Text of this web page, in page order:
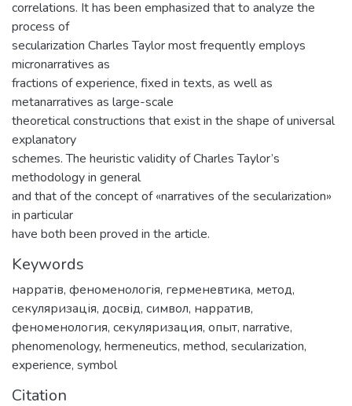
correlations. It has been emphasized that to analyze the
process of
secularization Charles Taylor most frequently employs
micronarratives as
fractions of experience, fixed in texts, as well as
metanarratives as large-scale
theoretical constructions that exist in the shape of universal
explanatory
schemes. The heuristic validity of Charles Taylor’s
methodology in general
and that of the concept of «narratives of the secularization»
in particular
have both been proved in the article.
Keywords
нарратів, феноменологія, герменевтика, метод,
секуляризація, досвід, символ, нарратив,
феноменология, секуляризация, опыт, narrative,
phenomenology, hermeneutics, method, secularization,
experience, symbol
Citation